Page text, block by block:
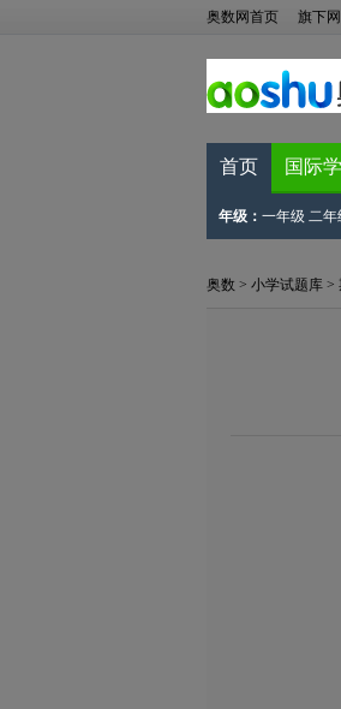
奥数网首页 旗下
首页 国际
年级： 一年级 二年
奥数 > 小学试题库 >